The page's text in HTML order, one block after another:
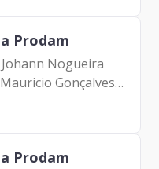
Prodam
Nogueira
Gonçalves
Albuquerque
Cristina
Prodam